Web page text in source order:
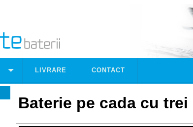
LIVRARE CONTACT
Baterie pe cada cu